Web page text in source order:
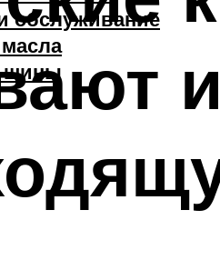
обслуживание
шины